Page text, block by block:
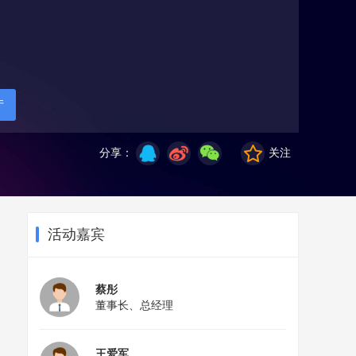
分享： 关注
活动嘉宾
蔡彤
董事长、总经理